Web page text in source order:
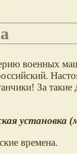
военных
За
установка
времена.